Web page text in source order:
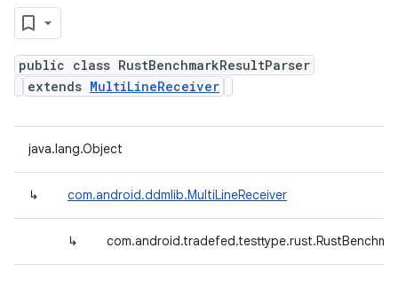
public class RustBenchmarkResultParser
extends MultiLineReceiver
java.lang.Object
↳ com.android.ddmlib.MultiLineReceiver
↳